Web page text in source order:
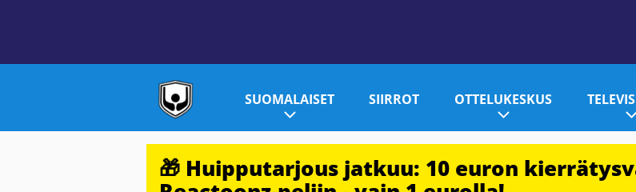
SUOMALAISET SIIRROT OTTELUKESKUS
🎁 Huipputarjous jatkuu: 10 euron